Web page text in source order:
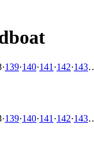
·139·140·141 ·142·143
·139·140·141 ·142·143